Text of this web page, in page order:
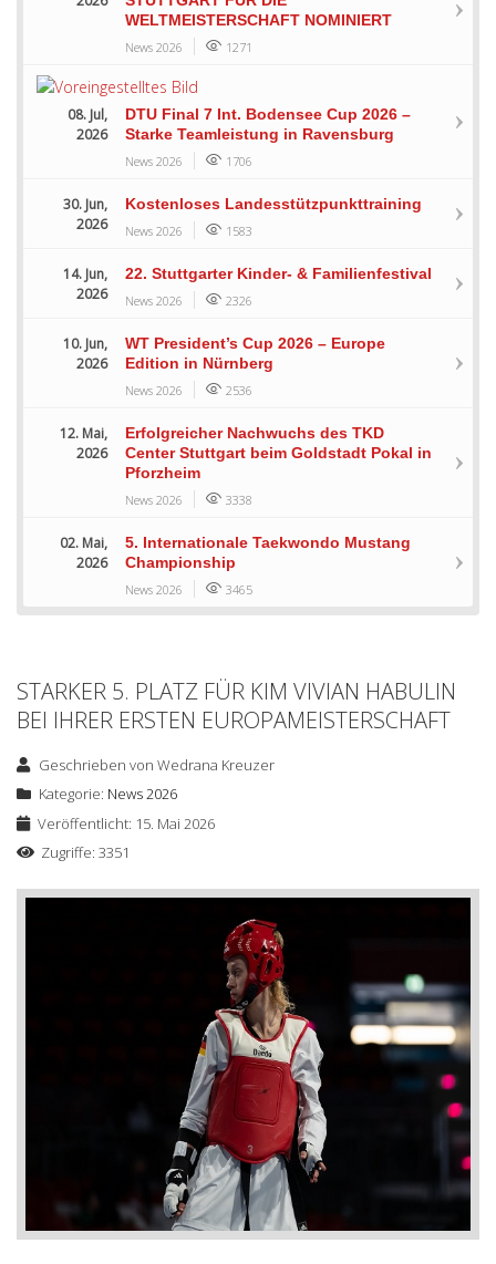
WELTMEISTERSCHAFT NOMINIERT
News 2026 1271
08. Jul,
2026
DTU Final 7 Int. Bodensee Cup 2026 –
Starke Teamleistung in Ravensburg
News 2026 1706
30. Jun,
2026
Kostenloses Landesstützpunkttraining
News 2026 1583
14. Jun,
2026
22. Stuttgarter Kinder- & Familienfestival
News 2026 2326
10. Jun,
2026
WT President’s Cup 2026 – Europe
Edition in Nürnberg
News 2026 2536
12. Mai,
2026
Erfolgreicher Nachwuchs des TKD
Center Stuttgart beim Goldstadt Pokal in
Pforzheim
News 2026 3338
02. Mai,
2026
5. Internationale Taekwondo Mustang
Championship
News 2026 3465
STARKER 5. PLATZ FÜR KIM VIVIAN HABULIN
BEI IHRER ERSTEN EUROPAMEISTERSCHAFT
Geschrieben vonWedrana Kreuzer
Kategorie: News 2026
Veröffentlicht: 15. Mai 2026
Zugriffe: 3351